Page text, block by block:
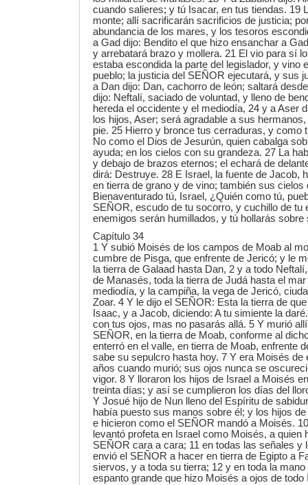
cuando salieres; y tú Isacar, en tus tiendas. 19
monte; allí sacrificarán sacrificios de justicia;
abundancia de los mares, y los tesoros
a Gad dijo: Bendito el que hizo ensanchar a
y arrebatará brazo y mollera. 21 El vio para sí
estaba escondida la parte del legislador, y vino
pueblo; la justicia del SEÑOR ejecutará, y sus
a Dan dijo: Dan, cachorro de león; saltará
dijo: Neftalí, saciado de voluntad, y lleno de
hereda el occidente y el mediodía, 24 y a Aser
los hijos, Aser; será agradable a sus
pie. 25 Hierro y bronce tus cerraduras, y como
No como el Dios de Jesurún, quien cabalga
ayuda; en los cielos con su grandeza. 27 La
y debajo de brazos eternos; el echará de
dirá: Destruye. 28 E Israel, la fuente de Jacob,
en tierra de grano y de vino; también sus cielos
Bienaventurado tú, Israel, ¿Quién como tú,
SEÑOR, escudo de tu socorro, y cuchillo de tu
enemigos serán humillados, y tú hollarás sobre
Capítulo 34
1 Y subió Moisés de los campos de Moab al
cumbre de Pisga, que enfrente de Jericó; y le
la tierra de Galaad hasta Dan, 2 y a todo
de Manasés, toda la tierra de Judá hasta el
mediodía, y la campiña, la vega de Jericó,
Zoar. 4 Y le dijo el SEÑOR: Esta la tierra de
Isaac, y a Jacob, diciendo: A tu simiente la
con tus ojos, mas no pasarás allá. 5 Y murió
SEÑOR, en la tierra de Moab, conforme al
enterró en el valle, en tierra de Moab, enfrente
sabe su sepulcro hasta hoy. 7 Y era Moisés de
años cuando murió; sus ojos nunca se
vigor. 8 Y lloraron los hijos de Israel a Moisés
treinta días; y así se cumplieron los días del
Y Josué hijo de Nun lleno del Espíritu de
había puesto sus manos sobre él; y los hijos
e hicieron como el SEÑOR mandó a Moisés.
levantó profeta en Israel como Moisés, a quien
SEÑOR cara a cara; 11 en todas las señales y
envió el SEÑOR a hacer en tierra de Egipto a
siervos, y a toda su tierra; 12 y en toda la
espanto grande que hizo Moisés a ojos de todo